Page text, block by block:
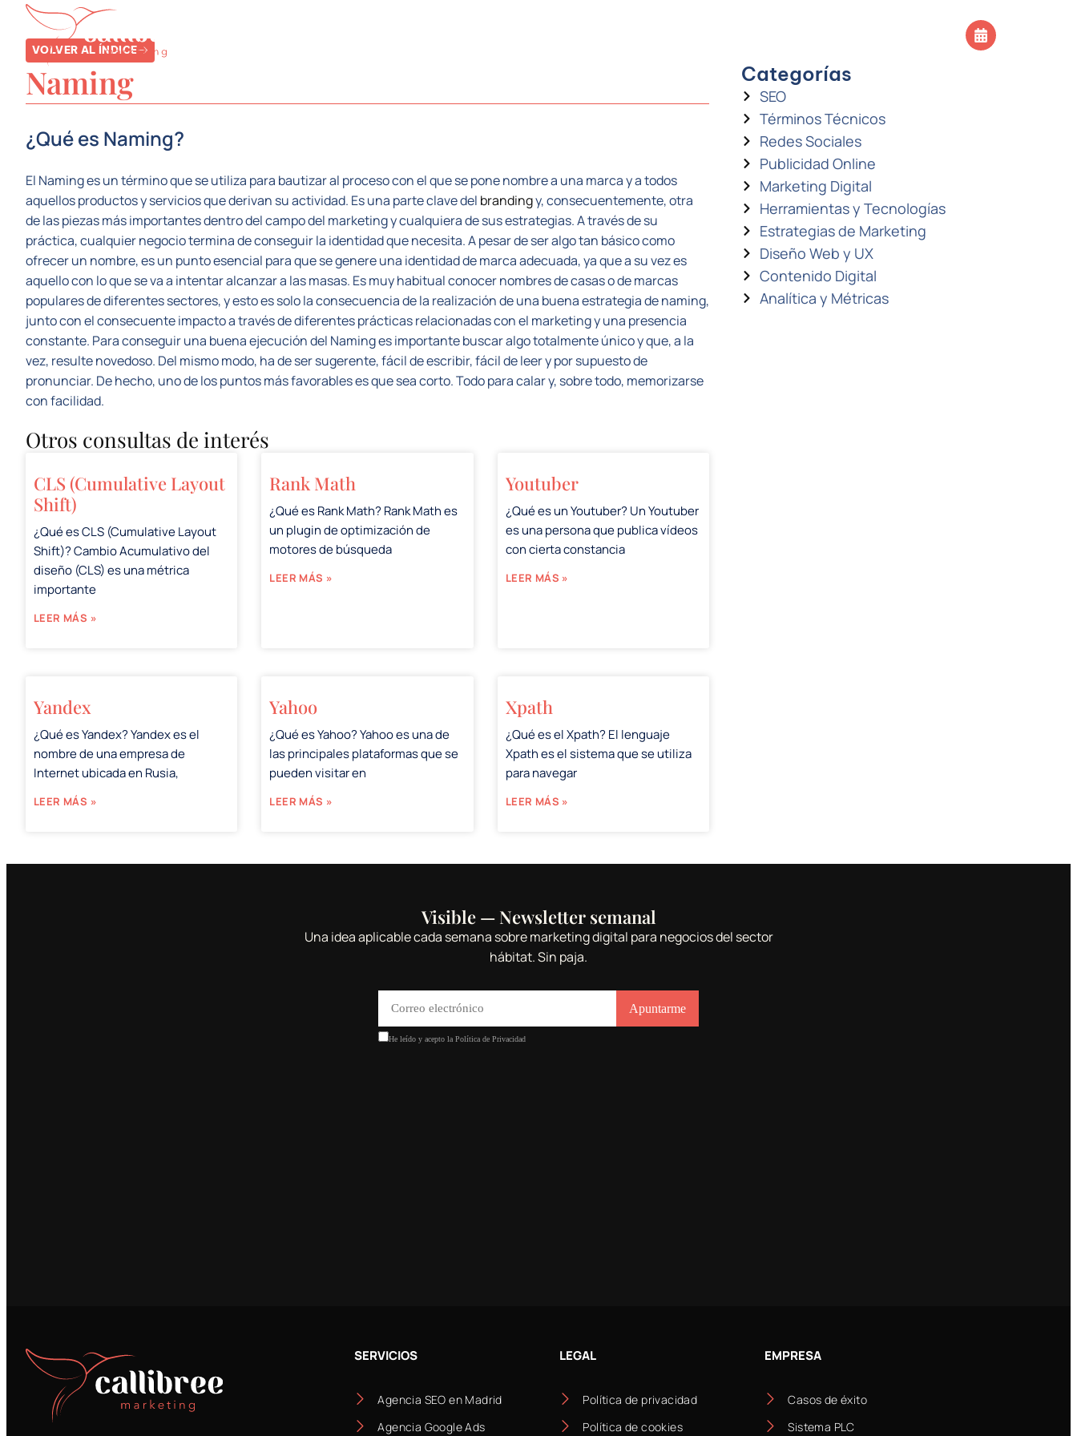
VOLVER AL ÍNDICE
Naming
¿Qué es Naming?
El Naming es un término que se utiliza para bautizar al proceso con el que se pone nombre a una marca y a todos
aquellos productos y servicios que derivan su actividad. Es una parte clave del brandingy, consecuentemente, otra
de las piezas más importantes dentro del campo del marketing y cualquiera de sus estrategias. A través de su
práctica, cualquier negocio termina de conseguir la identidad que necesita. A pesar de ser algo tan básico como
ofrecer un nombre, es un punto esencial para que se genere una identidad de marca adecuada, ya que a su vez es
aquello con lo que se va a intentar alcanzar a las masas. Es muy habitual conocer nombres de casas o de marcas
populares de diferentes sectores, y esto es solo la consecuencia de la realización de una buena estrategia de naming,
junto con el consecuente impacto a través de diferentes prácticas relacionadas con el marketing y una presencia
constante. Para conseguir una buena ejecución del Naming es importante buscar algo totalmente único y que, a la
vez, resulte novedoso. Del mismo modo, ha de ser sugerente, fácil de escribir, fácil de leer y por supuesto de
pronunciar. De hecho, uno de los puntos más favorables es que sea corto. Todo para calar y, sobre todo, memorizarse
con facilidad.
Otros consultas de interés
CLS (Cumulative Layout
Shift)
¿Qué es CLS (Cumulative Layout
Shift)? Cambio Acumulativo del
diseño (CLS) es una métrica
importante
LEER MÁS »
Rank Math
¿Qué es Rank Math? Rank Math es
un plugin de optimización de
motores de búsqueda
LEER MÁS »
Youtuber
¿Qué es un Youtuber? Un Youtuber
es una persona que publica vídeos
con cierta constancia
LEER MÁS »
Yandex
¿Qué es Yandex? Yandex es el
nombre de una empresa de
Internet ubicada en Rusia,
LEER MÁS »
Yahoo
¿Qué es Yahoo? Yahoo es una de
las principales plataformas que se
pueden visitar en
LEER MÁS »
Xpath
¿Qué es el Xpath? El lenguaje
Xpath es el sistema que se utiliza
para navegar
LEER MÁS »
Categorías
SEO
Términos Técnicos
Redes Sociales
Publicidad Online
Marketing Digital
Herramientas y Tecnologías
Estrategias de Marketing
Diseño Web y UX
Contenido Digital
Analítica y Métricas
Visible — Newsletter semanal
Una idea aplicable cada semana sobre marketing digital para negocios del sector
hábitat. Sin paja.
SERVICIOS
Agencia SEO en Madrid
Agencia Google Ads
LEGAL
Política de privacidad
Política de cookies
EMPRESA
Casos de éxito
Sistema PLC